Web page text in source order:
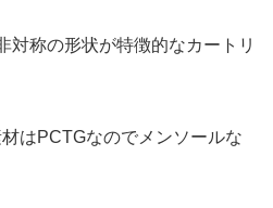
対称の形状が特徴的なカートリ
はPCTGなのでメンソールな